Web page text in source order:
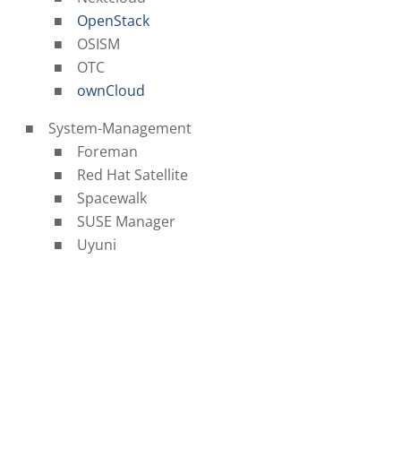
OpenStack
OSISM
OTC
ownCloud
System-Management
Foreman
Red Hat Satellite
Spacewalk
SUSE Manager
Uyuni